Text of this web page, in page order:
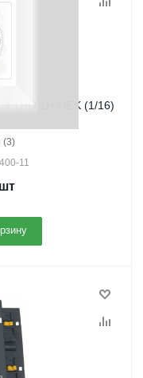
1НО;1НЗ IEK (1/16)
(3)
11